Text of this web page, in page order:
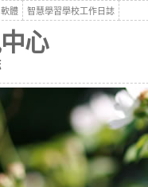
體 智慧學習學校工作日誌
心